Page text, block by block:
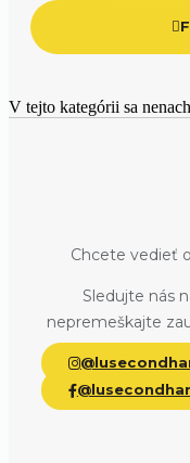
V tejto kategórii sa
Chcete vedieť
Sledujte nás
nepremeškajte